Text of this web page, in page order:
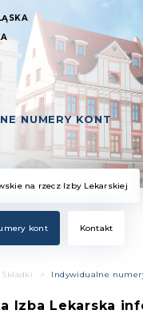
NUMERY KONT
na rzecz Izby Lekarskiej
kont Kontakt
Składki > Indywidualne
Izba Lekarska